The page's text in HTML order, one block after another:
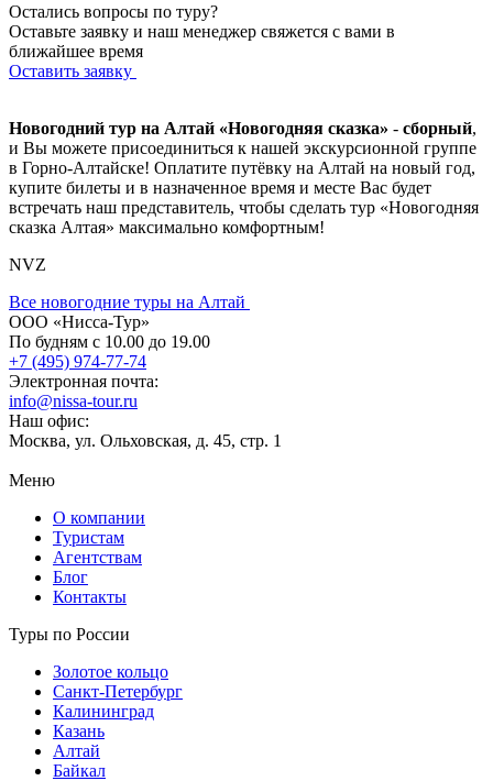
Остались вопросы по туру?
Оставьте заявку и наш менеджер свяжется с вами в
ближайшее время
Оставить заявку
Новогодний тур на Алтай «Новогодняя сказка» - сборный,
и Вы можете присоединиться к нашей экскурсионной группе
в Горно-Алтайске! Оплатите путёвку на Алтай на новый год,
купите билеты и в назначенное время и месте Вас будет
встречать наш представитель, чтобы сделать тур «Новогодняя
сказка Алтая» максимально комфортным!
NVZ
Все новогодние туры на Алтай
ООО «Нисса-Тур»
По будням с 10.00 до 19.00
+7 (495) 974-77-74
Электронная почта:
info@nissa-tour.ru
Наш офис:
Москва, ул. Ольховская, д. 45, стр. 1
Меню
О компании
Туристам
Агентствам
Блог
Контакты
Туры по России
Золотое кольцо
Санкт-Петербург
Калининград
Казань
Алтай
Байкал